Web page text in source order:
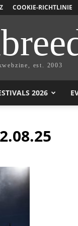
COOKIE-RICHTLINIE
est. 2003
2026